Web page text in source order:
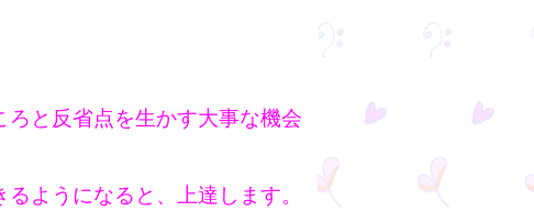
と反省点を生かす大事な機会
ようになると、上達します。